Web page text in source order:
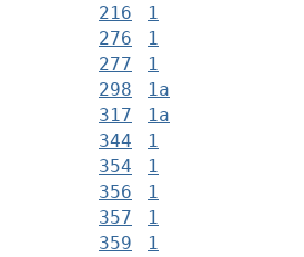
216
1
276
1
277
1
298
1а
317
1а
344
1
354
1
356
1
357
1
359
1